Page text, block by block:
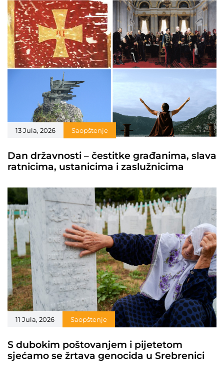
13 Jula, 2026 Saopštenje
Dan državnosti – čestitke građanima, slava
ratnicima, ustanicima i zaslužnicima
11 Jula, 2026 Saopštenje
S dubokim poštovanjem i pijetetom
sjećamo se žrtava genocida u Srebrenici